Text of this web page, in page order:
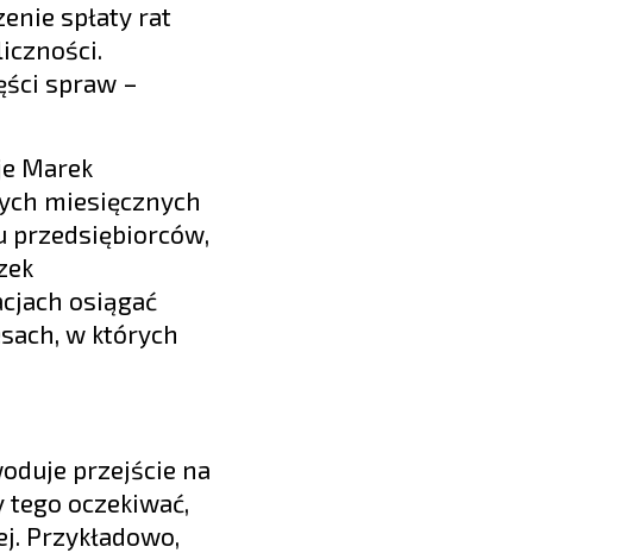
spłaty rat
spraw –
Marek
miesięcznych
przedsiębiorców,
osiągać
w których
przejście na
tego oczekiwać,
Przykładowo,